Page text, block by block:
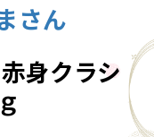
さん
身クラシ